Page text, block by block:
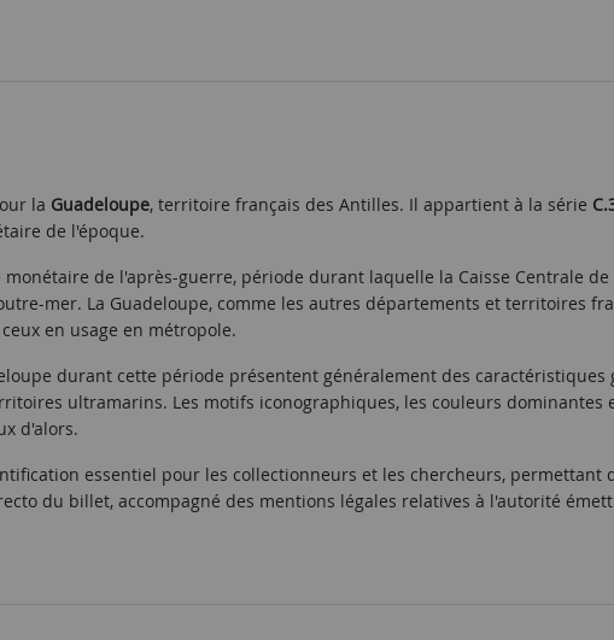
la Guadeloupe, territoire français des Antilles. Il appartient à la série
de l'époque.
de l'après-guerre, période durant laquelle la Caisse Centrale
mer. La Guadeloupe, comme les autres départements et territoires
en usage en métropole.
durant cette période présentent généralement des
ultramarins. Les motifs iconographiques, les couleurs
d'alors.
essentiel pour les collectionneurs et les chercheurs,
du billet, accompagné des mentions légales relatives à l'autorité